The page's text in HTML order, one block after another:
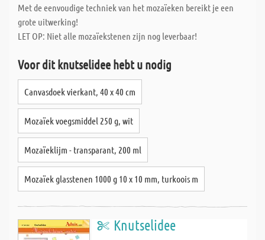
Met de eenvoudige techniek van het mozaïeken bereikt je een
grote uitwerking!
LET OP: Niet alle mozaïekstenen zijn nog leverbaar!
Voor dit knutselidee hebt u nodig
Canvasdoek vierkant, 40 x 40 cm
Mozaïek voegsmiddel 250 g, wit
Mozaïeklijm - transparant, 200 ml
Mozaïek glasstenen 1000 g 10 x 10 mm, turkoois m
Knutselidee